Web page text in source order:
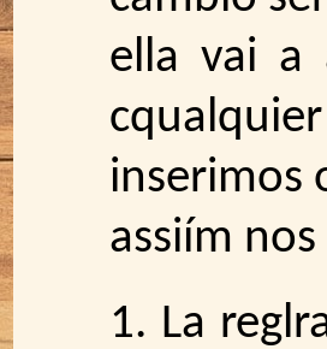
ella vai a
inserimos
assiím
1. La